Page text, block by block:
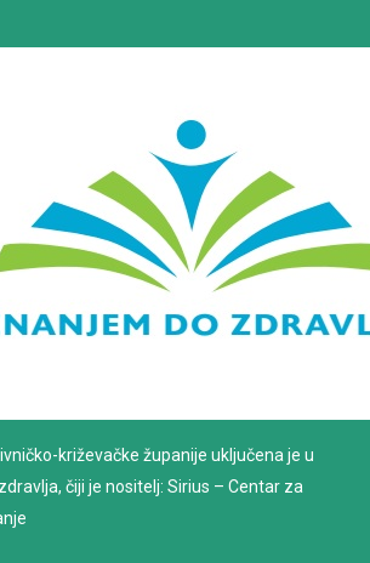
križevačke županije uključena je u
čiji je nositelj: Sirius – Centar za